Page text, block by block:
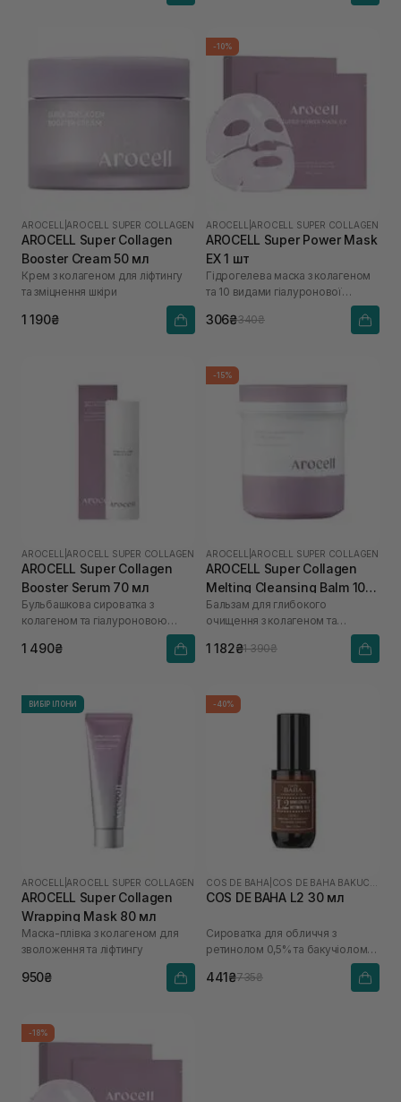
AROCELL AROCELL SUPER COLLAGEN
AROCELL Super Collagen
Booster Cream 50 мл
Крем з колагеном для ліфтингу
та зміцнення шкіри
1 190₴
-10%
AROCELL AROCELL SUPER COLLAGEN
AROCELL Super Power Mask
EX 1 шт
Гідрогелева маска з колагеном
та 10 видами гіалуронової
306₴340₴
AROCELL AROCELL SUPER COLLAGEN
AROCELL Super Collagen
Booster Serum 70 мл
Бульбашкова сироватка з
колагеном та гіалуроновою
1 490₴
-15%
AROCELL AROCELL SUPER COLLAGEN
AROCELL Super Collagen
Melting Cleansing Balm 100
г
Бальзам для глибокого
очищення з колагеном та
1 182₴1 390₴
ВИБІР ІЛОНИ
AROCELL AROCELL SUPER COLLAGEN
AROCELL Super Collagen
Wrapping Mask 80 мл
Маска-плівка з колагеном для
зволоження та ліфтингу
950₴
-40%
COS DE BAHA
COS DE BAHA L2 30 мл
Сироватка для обличчя з
ретинолом 0,5% та бакучіолом
441₴735₴
-18%